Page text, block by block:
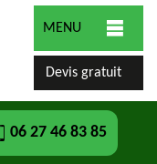
MENU
Devis gratuit
06 27 46 83 85